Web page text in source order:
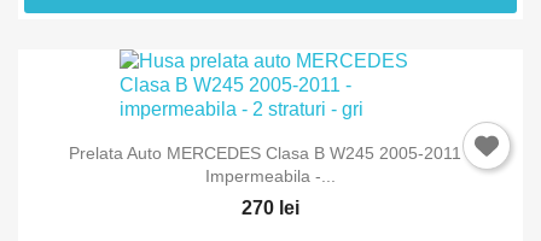
Prelata Auto MERCEDES Clasa B W245 2005-2011 -
Impermeabila -...
270 lei